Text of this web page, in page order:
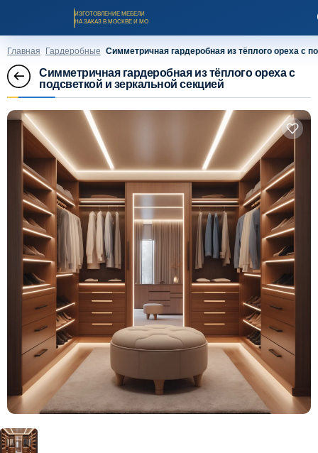
ИЗГОТОВЛЕНИЕ МЕБЕЛИ
НА ЗАКАЗ В МОСКВЕ И МО
Заказать звонок
Каталог мебели на заказ
О компании
Оплата и доставка
Рассрочка и кредит
Схема работы
Акции и скидки
Портфолио
Главная Гардеробные Симметричная гардеробная из тёплого ореха с
Симметричная гардеробная из тёплого ореха с
подсветкой и зеркальной секцией